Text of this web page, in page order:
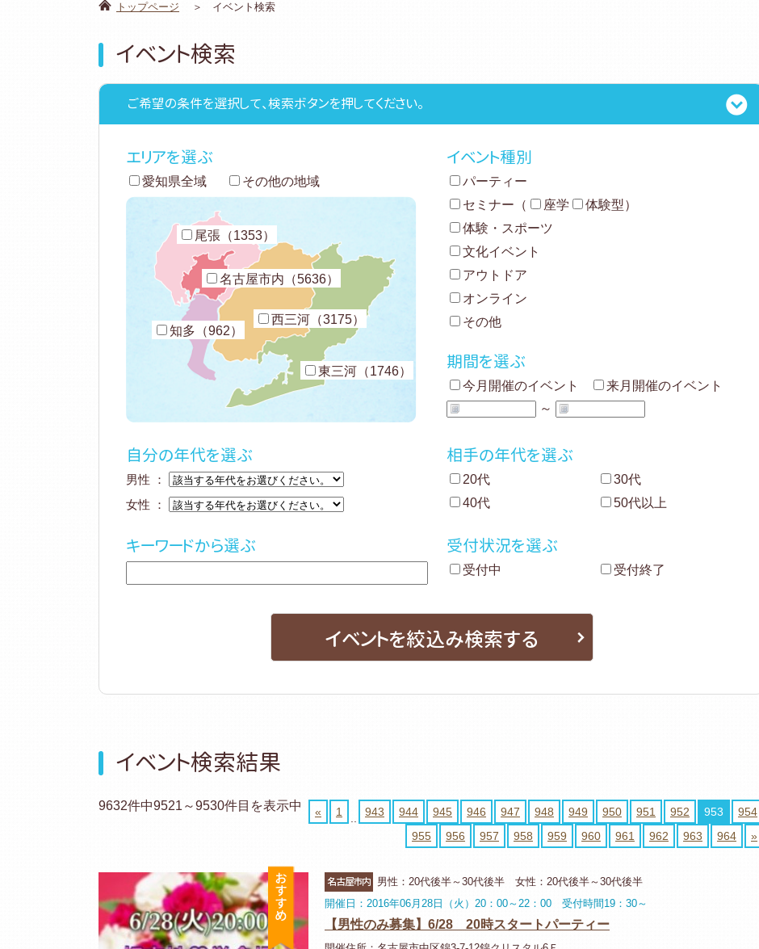
トップページ イベント検索
イベント検索
ご希望の条件を選択して、検索ボタンを押してください。
エリアを選ぶ
愛知県全域 その他の地域
名古屋市内（5636）
尾張（1353）
知多（962）
西三河（3175）
東三河（1746）
イベント種別
パーティー
セミナー （ 座学 体験型）
体験・スポーツ
文化イベント
アウトドア
オンライン
その他
期間を選ぶ
今月開催のイベント
来月開催のイベント
～
自分の年代を選ぶ
男性 ：
女性 ：
相手の年代を選ぶ
20代
30代
40代
50代以上
キーワードから選ぶ 受付状況を選ぶ
受付中 受付終了
イベントを絞込み検索する
イベント検索結果
9632件中9521～9530件目を表示中 « 1 943 944 945 946 947 948 949 950 951 952 953
954
955
956 957 958 959 960 961 962 963 964 »
おすすめ
名古屋市内 男性：20代後半～30代後半 女性：20代後半～30代後半
開催日：2016年06月28日（火）20：00～22：00 受付時間19：30～
【男性のみ募集】6/28 20時スタートパーティー